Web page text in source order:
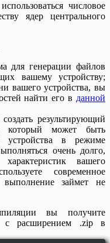
числовое
ядер центрального
для генерации файлов
вашему устройству;
вашего устройства, вы
найти его в данной
результирующий
может быть
устройства в режиме
очень долго,
вашего
современное
выполнение займет не
вы получите
с расширением .zip в